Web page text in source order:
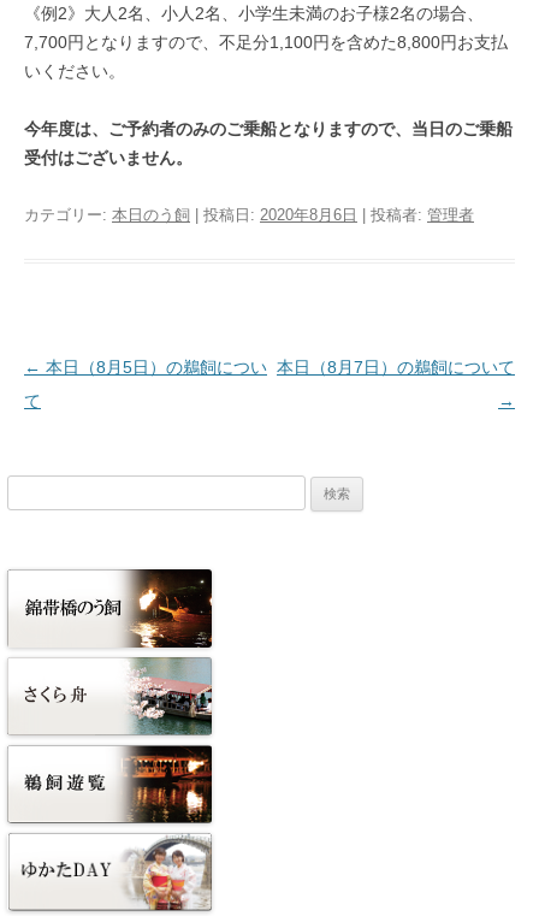
《例2》大人2名、小人2名、小学生未満のお子様2名の場合、
7,700円となりますので、不足分1,100円を含めた8,800円お支払
いください。
今年度は、ご予約者のみのご乗船となりますので、当日のご乗船
受付はございません。
カテゴリー: 本日のう飼 | 投稿日: 2020年8月6日 投稿者: 管理者
投稿ナビゲーション
← 本日（8月5日）の鵜飼につい
て
本日（8月7日）の鵜飼について
→